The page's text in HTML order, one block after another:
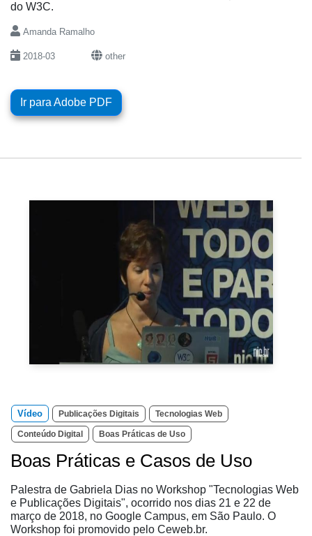
do W3C.
Amanda Ramalho
2018-03 other
Ir para Adobe PDF
Vídeo Publicações Digitais Tecnologias Web
Conteúdo Digital Boas Práticas de Uso
Boas Práticas e Casos de Uso
Palestra de Gabriela Dias no Workshop "Tecnologias Web
e Publicações Digitais", ocorrido nos dias 21 e 22 de
março de 2018, no Google Campus, em São Paulo. O
Workshop foi promovido pelo Ceweb.br.